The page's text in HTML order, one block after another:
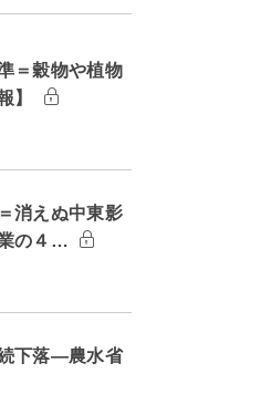
＝穀物や植物
】
消えぬ中東影
の４…
下落―農水省